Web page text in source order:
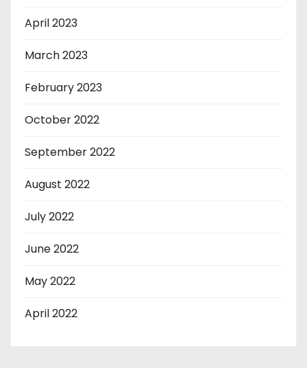
April 2023
March 2023
February 2023
October 2022
September 2022
August 2022
July 2022
June 2022
May 2022
April 2022